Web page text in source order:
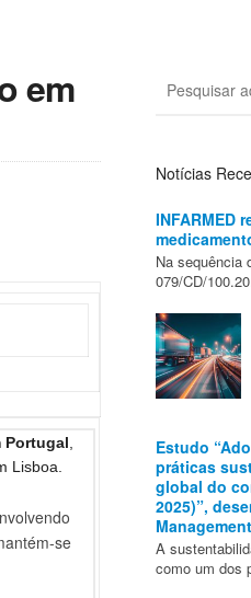
em
Portugal
Lisboa.
se
Notícias
INFARMED
Na sequência
079/CD/
Estudo
práticas
global do
2025)”,
A
como um dos